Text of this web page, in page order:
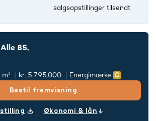
salgsopstillinger tilsendt
85,
kr. 5.795.000 Energimærke
Bestil fremvisning
Økonomi & lån